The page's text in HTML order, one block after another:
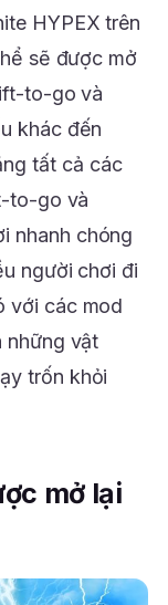
HYPEX trên
sẽ được mở
to-go và
khác đến
tất cả các
to-go và
nhanh chóng
người chơi đi
với các mod
những vật
trốn khỏi
mở lại